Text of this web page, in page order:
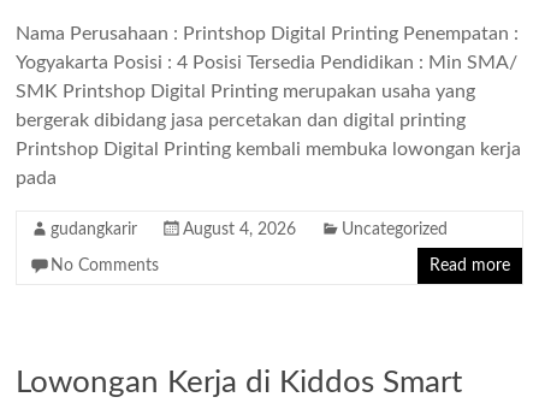
Nama Perusahaan : Printshop Digital Printing Penempatan :
Yogyakarta Posisi : 4 Posisi Tersedia Pendidikan : Min SMA/
SMK Printshop Digital Printing merupakan usaha yang
bergerak dibidang jasa percetakan dan digital printing
Printshop Digital Printing kembali membuka lowongan kerja
pada
gudangkarir August 4, 2026 Uncategorized
No Comments Read more
Lowongan Kerja di Kiddos Smart